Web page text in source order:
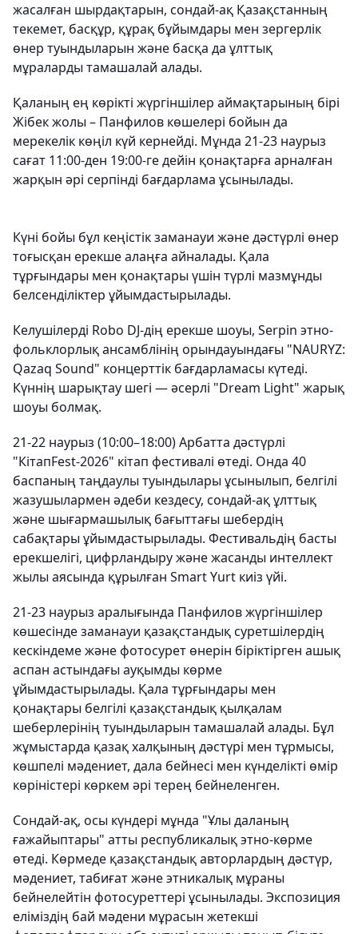
жасалған шырдақтарын, сондай-ақ Қазақстанның
текемет, басқұр, құрақ бұйымдары мен зергерлік
өнер туындыларын және басқа да ұлттық
мұраларды тамашалай алады.
Қаланың ең көрікті жүргіншілер аймақтарының бірі
Жібек жолы – Панфилов көшелері бойын да
мерекелік көңіл күй кернейді. Мұнда 21-23 наурыз
сағат 11:00-ден 19:00-ге дейін қонақтарға арналған
жарқын әрі серпінді бағдарлама ұсынылады.
Күні бойы бұл кеңістік заманауи және дәстүрлі өнер
тоғысқан ерекше алаңға айналады. Қала
тұрғындары мен қонақтары үшін түрлі мазмұнды
белсенділіктер ұйымдастырылады.
Келушілерді Robo DJ-дің ерекше шоуы, Serpin этно-
фольклорлық ансамблінің орындауындағы "NAURYZ:
Qazaq Sound" концерттік бағдарламасы күтеді.
Күннің шарықтау шегі — әсерлі "Dream Light" жарық
шоуы болмақ.
21-22 наурыз (10:00–18:00) Арбатта дәстүрлі
"КітапFest-2026" кітап фестивалі өтеді. Онда 40
баспаның таңдаулы туындылары ұсынылып, белгілі
жазушылармен әдеби кездесу, сондай-ақ ұлттық
және шығармашылық бағыттағы шебердің
сабақтары ұйымдастырылады. Фестивальдің басты
ерекшелігі, цифрландыру және жасанды интеллект
жылы аясында құрылған Smart Yurt киіз үйі.
21-23 наурыз аралығында Панфилов жүргіншілер
көшесінде заманауи қазақстандық суретшілердің
кескіндеме және фотосурет өнерін біріктірген ашық
аспан астындағы ауқымды көрме
ұйымдастырылады. Қала тұрғындары мен
қонақтары белгілі қазақстандық қылқалам
шеберлерінің туындыларын тамашалай алады. Бұл
жұмыстарда қазақ халқының дәстүрі мен тұрмысы,
көшпелі мәдениет, дала бейнесі мен күнделікті өмір
көріністері көркем әрі терең бейнеленген.
Сондай-ақ, осы күндері мұнда "Ұлы даланың
ғажайыптары" атты республикалық этно-көрме
өтеді. Көрмеде қазақстандық авторлардың дәстүр,
мәдениет, табиғат және этникалық мұраны
бейнелейтін фотосуреттері ұсынылады. Экспозиция
еліміздің бай мәдени мұрасын жетекші